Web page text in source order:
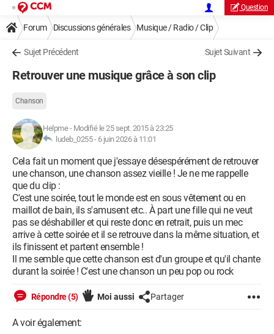
Question
Forum Discussions générales Musique / Radio / Clip
Sujet Précédent Sujet Suivant
Retrouver une musique grâce à son clip
Chanson
Helpme- Modifié le 25 sept. 2015 à 23:25
ludeb_0255 - 6 juin 2026 à 11:01
Cela fait un moment que j'essaye désespérément de retrouver
une chanson, une chanson assez vieille ! Je ne me rappelle
que du clip :
C'est une soirée, tout le monde est en sous vêtement ou en
maillot de bain, ils s'amusent etc.. À part une fille qui ne veut
pas se déshabiller et qui reste donc en retrait, puis un mec
arrive à cette soirée et il se retrouve dans la même situation, et
ils finissent et partent ensemble !
Il me semble que cette chanson est d'un groupe et qu'il chante
durant la soirée ! C'est une chanson un peu pop ou rock
Répondre (5) Moi aussi Partager
A voir également: